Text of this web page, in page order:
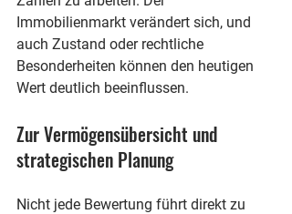
Immobilienmarkt verändert sich, und
auch Zustand oder rechtliche
Besonderheiten können den heutigen
Wert deutlich beeinflussen.
Zur Vermögensübersicht und
strategischen Planung
Nicht jede Bewertung führt direkt zu